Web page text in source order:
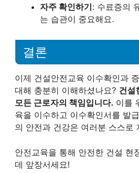
자주 확인하기: 수료증의
는 습관이 중요해요.
결론
이제 건설안전교육 이수확인과
대해 충분히 이해하셨나요? 건설
모든 근로자의 책임입니다. 이를
육을 이수하고 이수확인서를 발
의 안전과 건강은 여러분 스스로
안전교육을 통해 안전한 건설 현
데 앞장서세요!